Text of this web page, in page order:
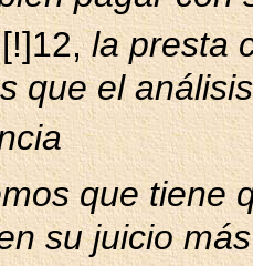
la presta
que el
que tiene
su juicio